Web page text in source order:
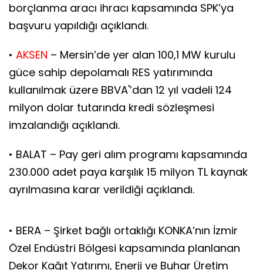
borçlanma aracı ihracı kapsamında SPK’ya
başvuru yapıldığı açıklandı.
• AKSEN – Mersin’de yer alan 100,1 MW kurulu
güce sahip depolamalı RES yatırımında
kullanılmak üzere BBVA'’dan 12 yıl vadeli 124
milyon dolar tutarında kredi sözleşmesi
imzalandığı açıklandı.
• BALAT – Pay geri alım programı kapsamında
230.000 adet paya karşılık 15 milyon TL kaynak
ayrılmasına karar verildiği açıklandı.
• BERA – Şirket bağlı ortaklığı KONKA’nın İzmir
Özel Endüstri Bölgesi kapsamında planlanan
Dekor Kağıt Yatırımı, Enerji ve Buhar Üretim